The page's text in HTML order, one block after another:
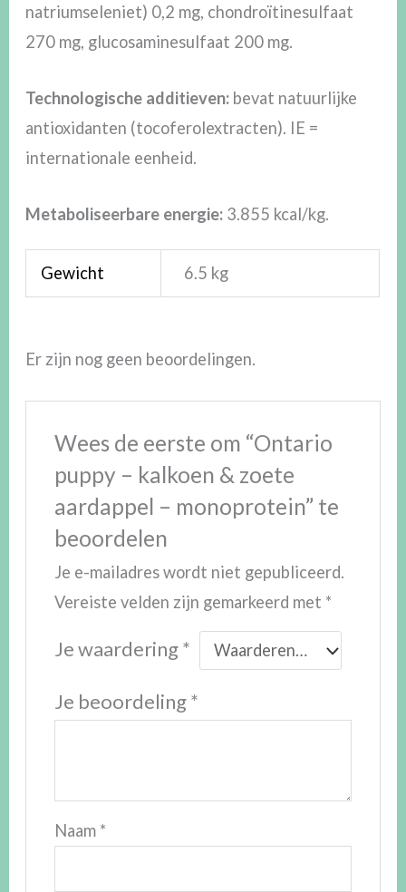
natriumseleniet) 0,2 mg, chondroïtinesulfaat
270 mg, glucosaminesulfaat 200 mg.
Technologische additieven: bevat natuurlijke
antioxidanten (tocoferolextracten). IE =
internationale eenheid.
Metaboliseerbare energie: 3.855 kcal/kg.
Gewicht 6.5 kg
Er zijn nog geen beoordelingen.
Wees de eerste om “Ontario
puppy – kalkoen & zoete
aardappel – monoprotein” te
beoordelen
Je e-mailadres wordt niet gepubliceerd.
Vereiste velden zijn gemarkeerd met *
Je waardering*
Je beoordeling*
Naam *